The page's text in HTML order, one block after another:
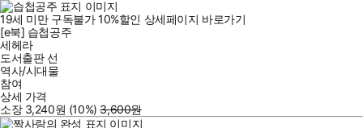
19세 미만 구독불가 10%할인 상세페이지 바로가기
[e북] 습첩공주
세헤라
도서출판 선
역사/시대물
참여
상세 가격
소장 3,240원 (10%) 3,600원